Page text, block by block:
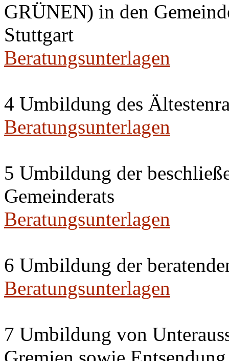
GRÜNEN) in den
Stuttgart
Beratungsunterlagen
4 Umbildung des
Beratungsunterlagen
5 Umbildung der
Gemeinderats
Beratungsunterlagen
6 Umbildung der
Beratungsunterlagen
7 Umbildung von